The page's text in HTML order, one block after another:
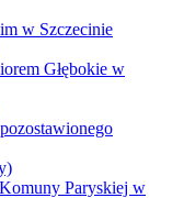
w Szczecinie
Głębokie w
Paryskiej w